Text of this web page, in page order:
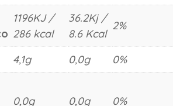
1196KJ /
286 kcal
36.2Kj /
8.6 Kcal
2%
4,1g 0,0g
0%
0,0g 0,0g 0%